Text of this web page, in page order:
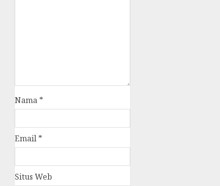
Nama *
Email *
Situs Web